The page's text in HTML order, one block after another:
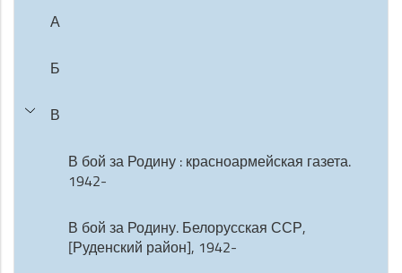
А
Б
В
В бой за Родину : красноармейская газета.
1942-
В бой за Родину. Белорусская ССР,
[Руденский район], 1942-